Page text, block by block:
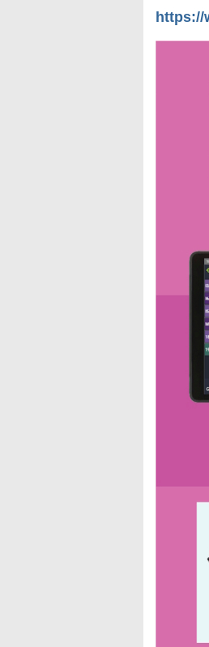
https://